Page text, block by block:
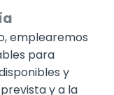
emplearemos
para
y
y a la